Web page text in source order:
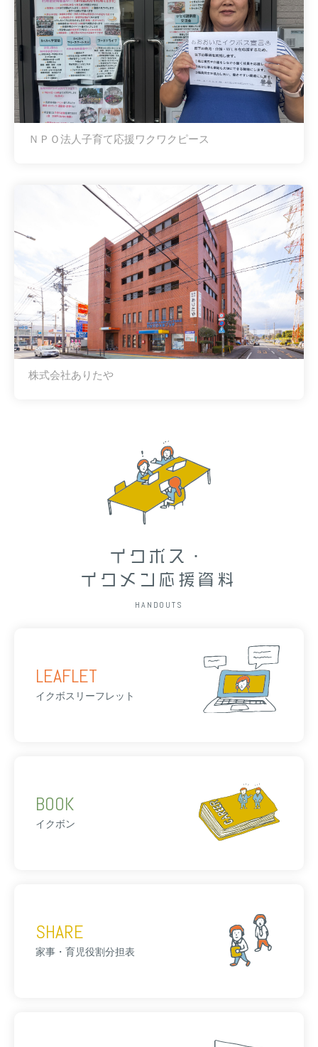
ＮＰＯ法人子育て応援ワクワクピース
株式会社ありたや
イクボス・
イクメン応援資料
HANDOUTS
LEAFLET
イクボスリーフレット
BOOK
イクボン
SHARE
家事・育児役割分担表